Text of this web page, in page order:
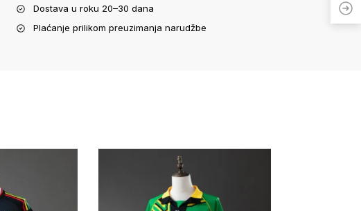
Dostava u roku 20–30 dana
Plaćanje prilikom preuzimanja narudžbe